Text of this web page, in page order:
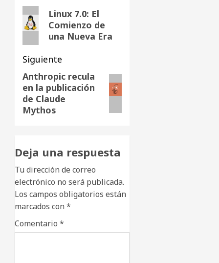
de
entradas
Entrada
anterior:
Linux 7.0: El
Comienzo de
una Nueva Era
Siguiente
Siguiente
entrada:
Anthropic recula
en la publicación
de Claude
Mythos
Deja una respuesta
Tu dirección de correo
electrónico no será publicada.
Los campos obligatorios están
marcados con *
Comentario *